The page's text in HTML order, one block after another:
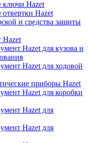
ключи Hazet
Hazet
и средства защиты
Hazet
Hazet для кузова и
Hazet для ходовой
приборы Hazet
Hazet для коробки
Hazet для
Hazet для